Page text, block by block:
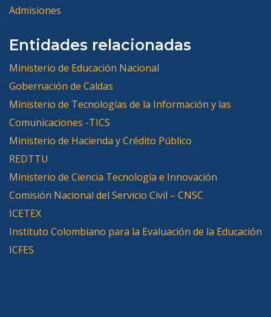
Admisiones
Entidades relacionadas
Ministerio de Educación Nacional
Gobernación de Caldas
Ministerio de Tecnologías de la Información y las
Comunicaciones -TICS
Ministerio de Hacienda y Crédito Público
REDTTU
Ministerio de Ciencia Tecnología e Innovación
Comisión Nacional del Servicio Civil – CNSC
ICETEX
Instituto Colombiano para la Evaluación de la Educación
ICFES